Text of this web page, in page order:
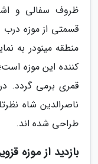
ظروف سفالی و
قسمتی از موزه
منطقه مینودر به
قمری برمی گردد.
ناصرالدین شاه
طراحی شده اند.
بازدید از موزه